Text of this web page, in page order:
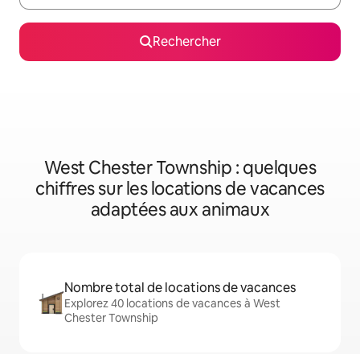
Rechercher
West Chester Township : quelques
chiffres sur les locations de vacances
adaptées aux animaux
Nombre total de locations de vacances
Explorez 40 locations de vacances à West
Chester Township